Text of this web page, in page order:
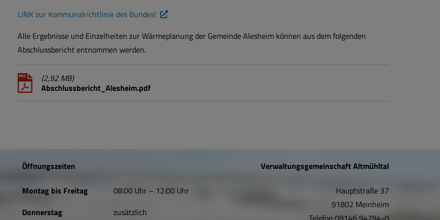
LINK zur Kommunalrichtlinie des Bundes!
Alle Ergebnisse und Einzelheiten zur Wärmeplanung der Gemeinde Alesheim können aus dem folgenden
Abschlussbericht entnommen werden.
(2,92 MB)
Abschlussbericht_Alesheim.pdf
Öffnungszeiten
Montag bis Freitag
08:00 Uhr – 12:00 Uhr
Donnerstag
zusätzlich
Verwaltungsgemeinschaft Altmühltal
Hauptstraße 37
91802 Meinheim